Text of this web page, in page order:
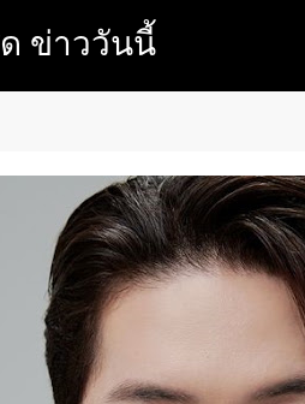
ข่าววันนี้